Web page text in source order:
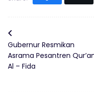
Gubernur Resmikan
Asrama Pesantren
Al – Fida